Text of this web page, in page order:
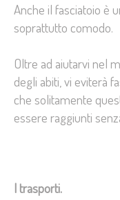
Anche il fasciatoio è
soprattutto comodo.
Oltre ad aiutarvi nel
degli abiti, vi eviterà
che solitamente
essere raggiunti
I trasporti.